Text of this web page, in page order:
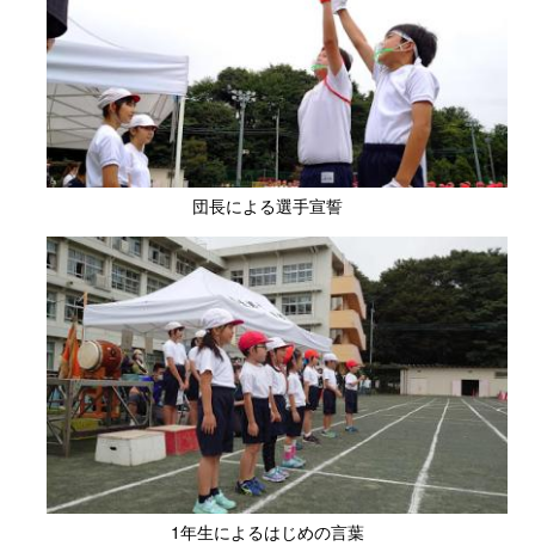
団長による選手宣誓
1年生によるはじめの言葉